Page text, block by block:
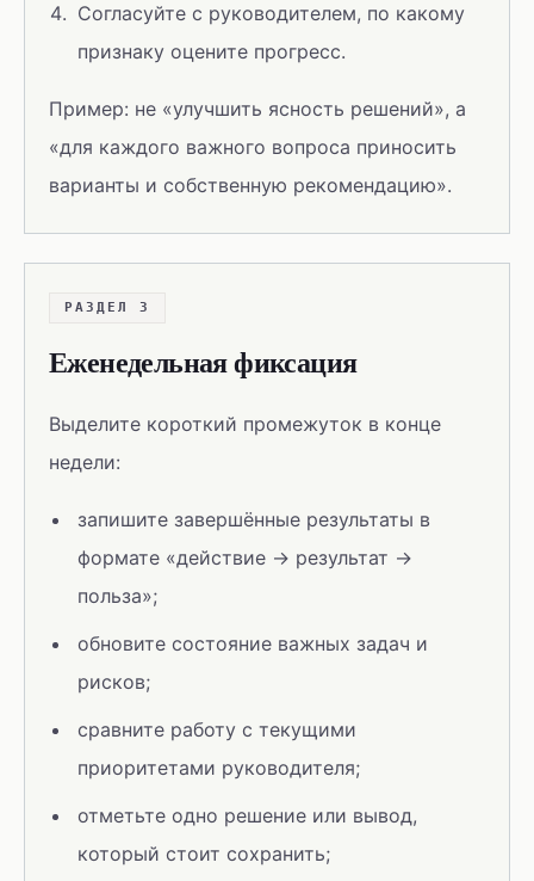
Согласуйте с руководителем, по какому
признаку оцените прогресс.
Пример: не «улучшить ясность решений», а
«для каждого важного вопроса приносить
варианты и собственную рекомендацию».
РАЗДЕЛ 3
Еженедельная фиксация
Выделите короткий промежуток в конце
недели:
запишите завершённые результаты в
формате «действие → результат →
польза»;
обновите состояние важных задач и
рисков;
сравните работу с текущими
приоритетами руководителя;
отметьте одно решение или вывод,
который стоит сохранить;